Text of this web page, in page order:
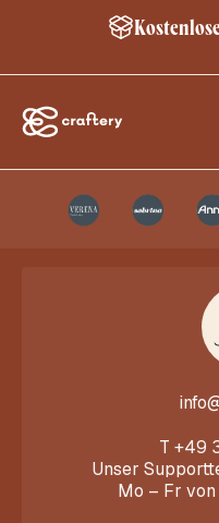
T +49
Unser
Mo – Fr